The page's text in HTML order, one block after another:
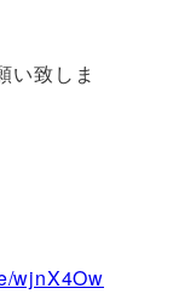
い致しま
wjnX4Ow